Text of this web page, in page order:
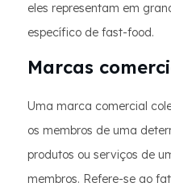
eles representam em
específico de fast-food.
Marcas
Uma marca comercial
os membros de uma
produtos ou serviços de
membros. Refere-se ao